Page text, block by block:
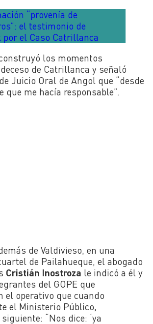
“provenía de
el testimonio de
por el Caso Catrillanca
los momentos
de Catrillanca y señaló
Juicio Oral de Angol que “desde
que me hacía responsable”.
de Valdivieso, en una
de Pailahueque, el abogado
Cristián Inostroza le indicó a él y
del GOPE que
el operativo que cuando
el Ministerio Público,
“Nos dice: ‘ya